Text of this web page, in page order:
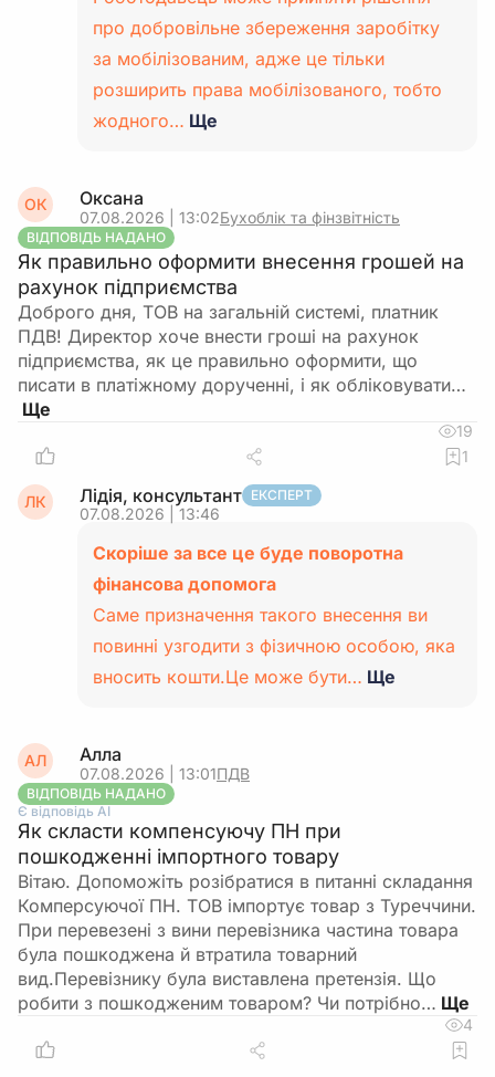
про добровільне збереження заробітку
за мобілізованим, адже це тільки
розширить права мобілізованого, тобто
жодного… Ще
ОК Оксана
07.08.2026 | 13:02Бухоблік та фінзвітність
ВІДПОВІДЬ НАДАНО
Як правильно оформити внесення грошей на
рахунок підприємства
Доброго дня, ТОВ на загальній системі, платник
ПДВ! Директор хоче внести гроші на рахунок
підприємства, як це правильно оформити, що
писати в платіжному дорученні, і як обліковувати…
19
1
ЛК Лідія, консультант ЕКСПЕРТ
07.08.2026 | 13:46
Скоріше за все це буде поворотна
фінансова допомога
Саме призначення такого внесення ви
повинні узгодити з фізичною особою, яка
вносить кошти.Це може бути… Ще
АЛ Алла
07.08.2026 | 13:01ПДВ
ВІДПОВІДЬ НАДАНО
Є відповідь АІ
Як скласти компенсуючу ПН при
пошкодженні імпортного товару
Вітаю. Допоможіть розібратися в питанні складання
Комперсуючої ПН. ТОВ імпортує товар з Туреччини.
При перевезені з вини перевізника частина товара
була пошкоджена й втратила товарний
вид.Перевізнику була виставлена претензія. Що
робити з пошкодженим товаром? Чи потрібно…
4